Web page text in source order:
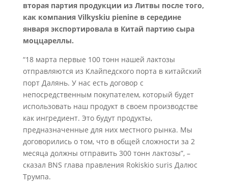
вторая партия продукции из Литвы после того,
как компания Vilkyskiu pienine в середине
января экспортировала в Китай партию сыра
моццареллы.
“18 марта первые 100 тонн нашей лактозы
отправляются из Клайпедского порта в китайский
порт Далянь. У нас есть договор с
непосредственным покупателем, который будет
использовать наш продукт в своем производстве
как ингредиент. Это будут продукты,
предназначенные для них местного рынка. Мы
договорились о том, что в общей сложности за 2
месяца должны отправить 300 тонн лактозы”, –
сказал BNS глава правления Rokiskio suris Далюс
Трумпа.